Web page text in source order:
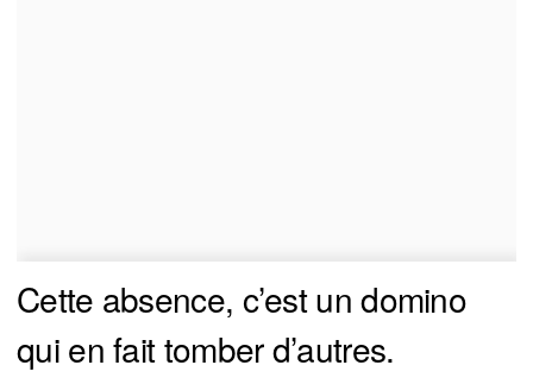
Cette absence, c’est un domino
qui en fait tomber d’autres.